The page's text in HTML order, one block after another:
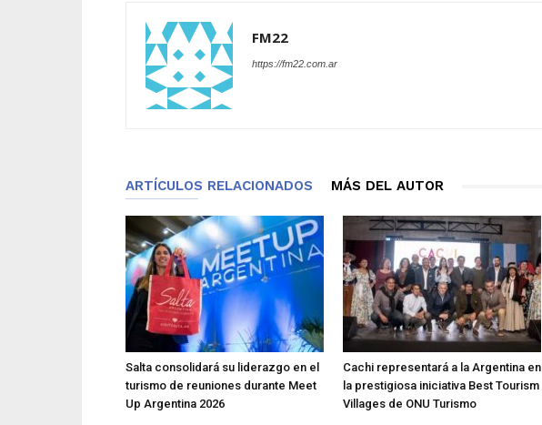
FM22
https://fm22.com.ar
ARTÍCULOS RELACIONADOS MÁS DEL AUTOR
Salta consolidará su liderazgo en el
turismo de reuniones durante Meet
Up Argentina 2026
Cachi representará a la Argentina en
la prestigiosa iniciativa Best Tourism
Villages de ONU Turismo